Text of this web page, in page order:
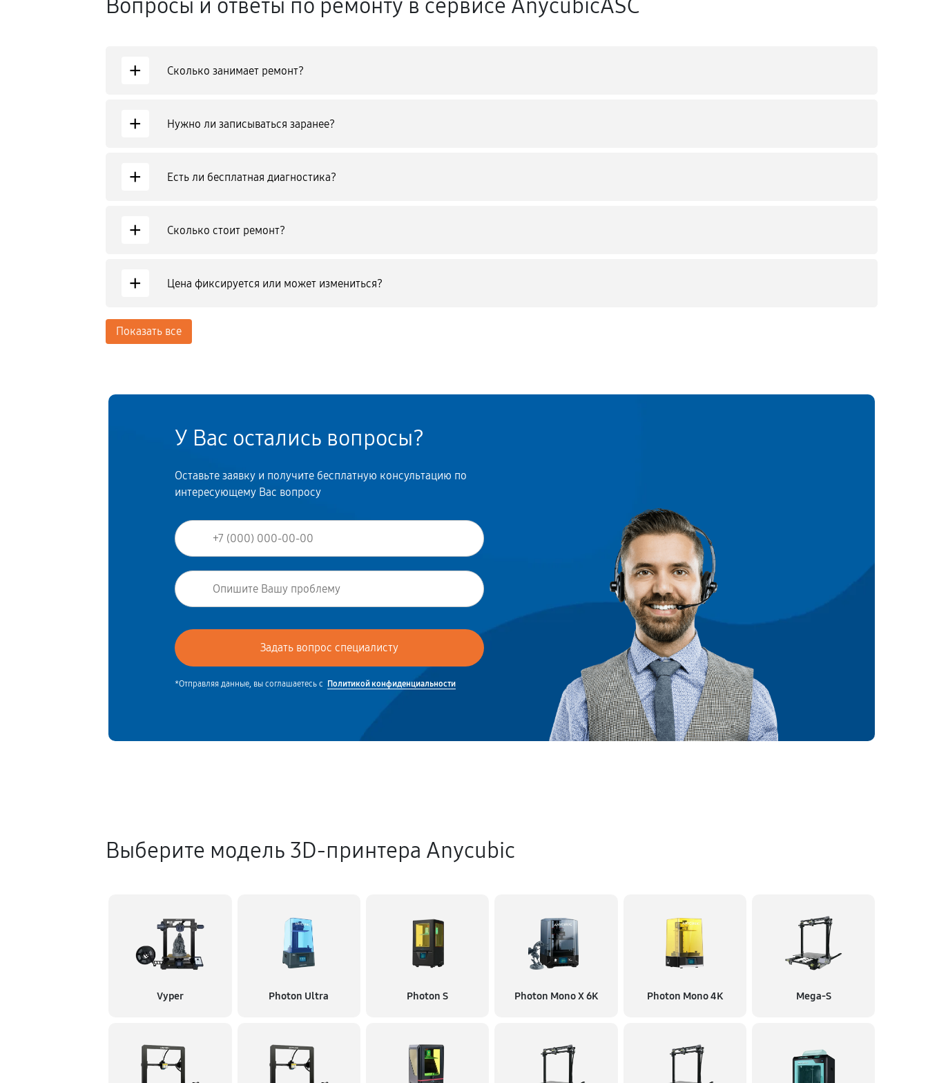
Вопросы и ответы по ремонту в сервисе AnycubicASC
+ Сколько занимает ремонт?
+ Нужно ли записываться заранее?
+ Есть ли бесплатная диагностика?
+ Сколько стоит ремонт?
+ Цена фиксируется или может измениться?
Показать все
У Вас остались вопросы?
Оставьте заявку и получите бесплатную консультацию по
интересующему Вас вопросу
*Отправляя данные, вы соглашаетесь с Политикой конфиденциальности
Выберите модель 3D-принтера Anycubic
Vyper Photon Ultra Photon S Photon Mono X 6K Photon Mono 4K Mega-S